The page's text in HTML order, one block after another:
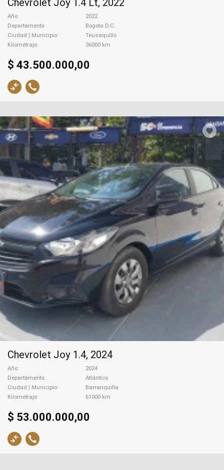
Chevrolet Joy 1.4 Lt, 2022
Año
2022
Departamento
Bogota D.C.
Ciudad | Municipio
Teusaquillo
Kilometraje
36000 km
$ 43.500.000,00
Chevrolet Joy 1.4, 2024
Año
2024
Departamento
Atlántico
Ciudad | Municipio
Barranquilla
Kilometraje
61000 km
$ 53.000.000,00